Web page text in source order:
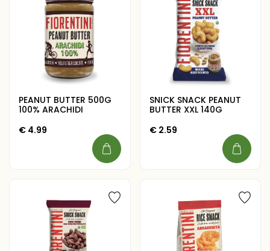
PEANUT BUTTER 500G
100% ARACHIDI
€ 4.99
SNICK SNACK PEANUT
BUTTER XXL 140G
€2.59